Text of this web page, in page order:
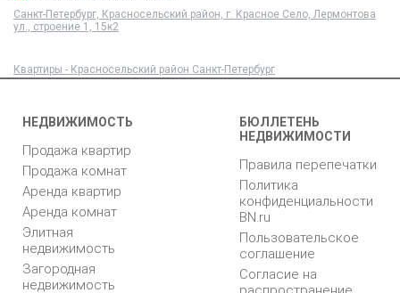
Санкт-Петербург, Красносельский район, г. Красное Село, Лермонтова
ул., строение 1, 15к2
Квартиры - Красносельский район Санкт-Петербург
НЕДВИЖИМОСТЬ
Продажа квартир
Продажа комнат
Аренда квартир
Аренда комнат
Элитная
недвижимость
Загородная
недвижимость
БЮЛЛЕТЕНЬ
НЕДВИЖИМОСТИ
Правила перепечатки
Политика
конфиденциальности
BN.ru
Пользовательское
соглашение
Согласие на